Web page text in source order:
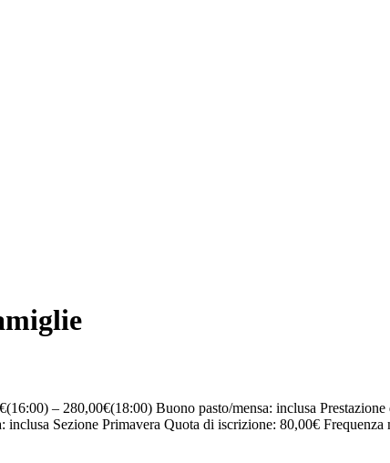
– 280,00€(18:00) Buono pasto/mensa: inclusa
Sezione Primavera Quota di iscrizione: 80,00€